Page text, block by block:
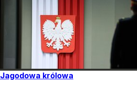
Jagodowa królowa